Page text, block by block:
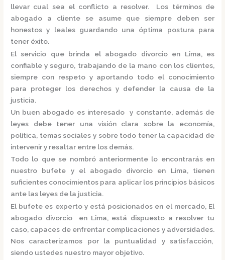
llevar cual sea el conflicto a resolver. Los términos de
abogado a cliente se asume que siempre deben ser
honestos y leales guardando una óptima postura para
tener éxito.
El servicio que brinda el abogado divorcio en Lima, es
confiable y seguro, trabajando de la mano con los clientes,
siempre con respeto y aportando todo el conocimiento
para proteger los derechos y defender la causa de la
justicia.
Un buen abogado es interesado y constante, además de
leyes debe tener una visión clara sobre la economía,
política, temas sociales y sobre todo tener la capacidad de
intervenir y resaltar entre los demás.
Todo lo que se nombró anteriormente lo encontrarás en
nuestro bufete y el abogado divorcio en Lima, tienen
suficientes conocimientos para aplicar los principios básicos
ante las leyes de la justicia.
El bufete es experto y está posicionados en el mercado, El
abogado divorcio en Lima, está dispuesto a resolver tu
caso, capaces de enfrentar complicaciones y adversidades.
Nos caracterizamos por la puntualidad y satisfacción,
siendo ustedes nuestro mayor objetivo.